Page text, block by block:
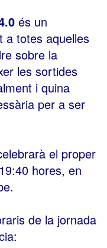
és un
a totes aquelles
sobre la
les sortides
i quina
per a ser
el proper
hores, en
de la jornada